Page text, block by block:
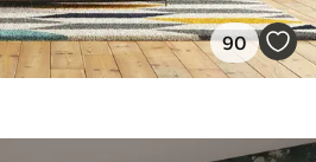
90